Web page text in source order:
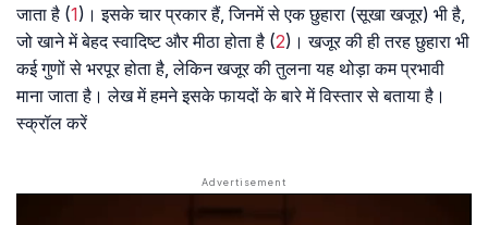
जाता है (1)। इसके चार प्रकार हैं, जिनमें से एक छुहारा (सूखा खजूर) भी है,
जो खाने में बेहद स्वादिष्ट और मीठा होता है (2)। खजूर की ही तरह छुहारा भी
कई गुणों से भरपूर होता है, लेकिन खजूर की तुलना यह थोड़ा कम प्रभावी
माना जाता है। लेख में हमने इसके फायदों के बारे में विस्तार से बताया है।
स्क्रॉल करें